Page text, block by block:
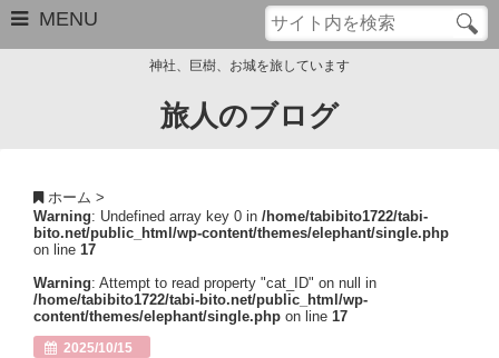
MENU
サイトマップ
Close
神社、巨樹、お城を旅しています
旅人のブログ
ホーム >
Warning: Undefined array key 0 in /home/tabibito1722/tabi-
bito.net/public_html/wp-content/themes/elephant/single.php
on line 17
Warning: Attempt to read property "cat_ID" on null in
/home/tabibito1722/tabi-bito.net/public_html/wp-
content/themes/elephant/single.php on line 17
2025/10/15